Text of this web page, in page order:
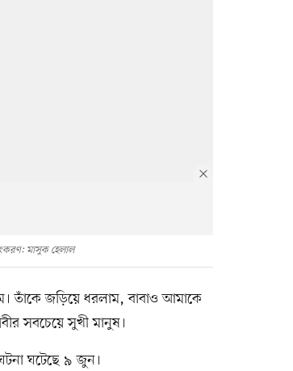
মাসুক হেলাল
তাঁকে জড়িয়ে ধরলাম, বাবাও আমাকে
সবচেয়ে সুখী মানুষ।
ঘটনা ঘটেছে ৯ জুন।